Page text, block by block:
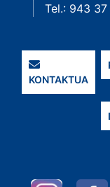
Tel.: 943
KONTAKTUA